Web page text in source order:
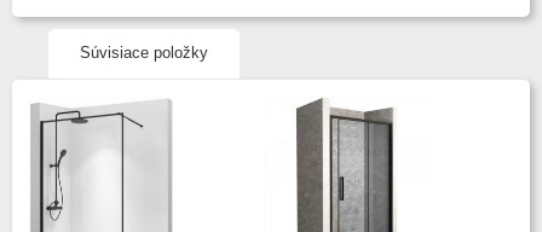
Súvisiace položky